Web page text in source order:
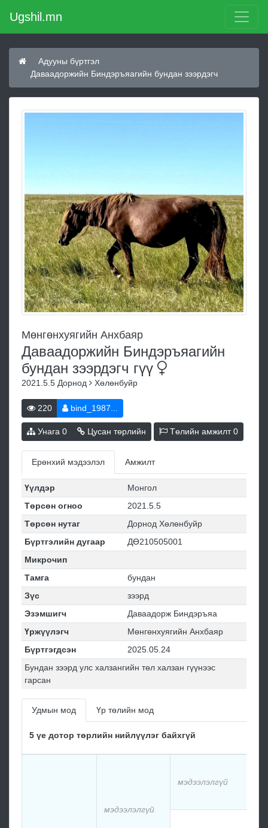
Ugshil.mn
Адууны бүртгэл
Даваадоржийн Биндэръяагийн бундан зээрдэгч
Мөнгөнхуягийн Анхбаяр
Даваадоржийн Биндэръяагийн
бундан зээрдэгч гүү
2021.5.5 Дорнод Хөлөнбуйр
220 bind_1987...
Унага 0 Цусан төрлийн Төлийн амжилт0
Ерөнхий мэдээлэл Амжилт
Үүлдэр
Монгол
Төрсөн огноо
2021.5.5
Төрсөн нутаг
Дорнод Хөлөнбуйр
Бүртгэлийн дугаар
ДӨ210505001
Микрочип
Тамга
бундан
Зүс
зээрд
Эзэмшигч
Даваадорж Биндэръяа
Үржүүлэгч
Мөнгөнхуягийн Анхбаяр
Бүртгэгдсэн
2025.05.24
Бундан зээрд улс халзангийн төл халзан гүүнээс
гарсан
Удмын мод Үр төлийн мод
5 үе дотор төрлийн нийлүүлэг байхгүй
мэдээлэлгүй
мэдээлэлгүй